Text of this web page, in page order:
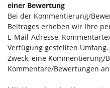
einer Bewertung
Bei der Kommentierung/
Beitrages erheben wir Ihre
E-Mail-Adresse,
Verfügung gestellten
Zweck, eine
Kommentare/Bewertungen